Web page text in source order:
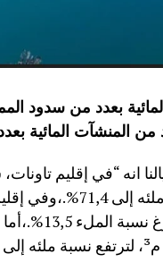
المنشآت المائية
مليون